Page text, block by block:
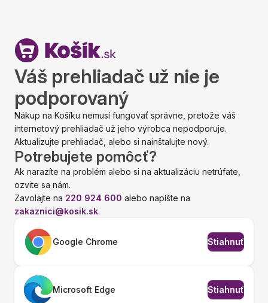
Váš prehliadač už nie je
podporovaný
Nákup na Košíku nemusí fungovať správne, pretože váš
internetový prehliadač už jeho výrobca nepodporuje.
Aktualizujte prehliadač, alebo si nainštalujte nový.
Potrebujete pomôcť?
Ak narazíte na problém alebo si na aktualizáciu netrúfate,
ozvite sa nám.
Zavolajte na 220 924 600 alebo napíšte na
zakaznici@kosik.sk.
Google Chrome Stiahnuť
Microsoft Edge Stiahnuť